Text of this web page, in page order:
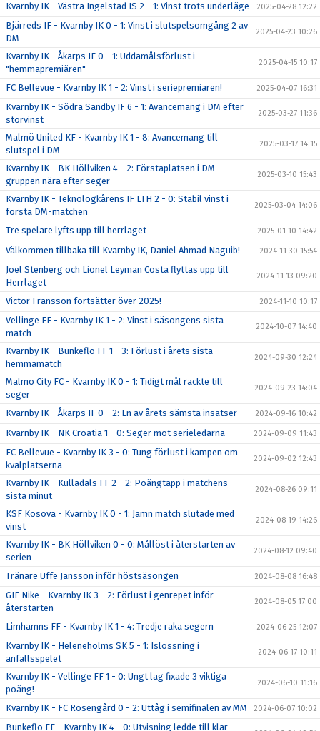
Kvarnby IK - Västra Ingelstad IS 2 - 1: Vinst trots underläge 2025-04-28 12:22
Bjärreds IF - Kvarnby IK 0 - 1: Vinst i slutspelsomgång 2 av
DM
2025-04-23 10:26
Kvarnby IK - Åkarps IF 0 - 1: Uddamålsförlust i
"hemmapremiären"
2025-04-15 10:17
FC Bellevue - Kvarnby IK 1 - 2: Vinst i seriepremiären! 2025-04-07 16:31
Kvarnby IK - Södra Sandby IF 6 - 1: Avancemang i DM efter
storvinst
2025-03-27 11:36
Malmö United KF - Kvarnby IK 1 - 8: Avancemang till
slutspel i DM
2025-03-17 14:15
Kvarnby IK - BK Höllviken 4 - 2: Förstaplatsen i DM-
gruppen nära efter seger
2025-03-10 15:43
Kvarnby IK - Teknologkårens IF LTH 2 - 0: Stabil vinst i
första DM-matchen
2025-03-04 14:06
Tre spelare lyfts upp till herrlaget 2025-01-10 14:42
Välkommen tillbaka till Kvarnby IK, Daniel Ahmad Naguib! 2024-11-30 15:54
Joel Stenberg och Lionel Leyman Costa flyttas upp till
Herrlaget
2024-11-13 09:20
Victor Fransson fortsätter över 2025! 2024-11-10 10:17
Vellinge FF - Kvarnby IK 1 - 2: Vinst i säsongens sista
match
2024-10-07 14:40
Kvarnby IK - Bunkeflo FF 1 - 3: Förlust i årets sista
hemmamatch
2024-09-30 12:24
Malmö City FC - Kvarnby IK 0 - 1: Tidigt mål räckte till
seger
2024-09-23 14:04
Kvarnby IK - Åkarps IF 0 - 2: En av årets sämsta insatser 2024-09-16 10:42
Kvarnby IK - NK Croatia 1 - 0: Seger mot serieledarna 2024-09-09 11:43
FC Bellevue - Kvarnby IK 3 - 0: Tung förlust i kampen om
kvalplatserna
2024-09-02 12:43
Kvarnby IK - Kulladals FF 2 - 2: Poängtapp i matchens
sista minut
2024-08-26 09:11
KSF Kosova - Kvarnby IK 0 - 1: Jämn match slutade med
vinst
2024-08-19 14:26
Kvarnby IK - BK Höllviken 0 - 0: Mållöst i återstarten av
serien
2024-08-12 09:40
Tränare Uffe Jansson inför höstsäsongen 2024-08-08 16:48
GIF Nike - Kvarnby IK 3 - 2: Förlust i genrepet inför
återstarten
2024-08-05 17:00
Limhamns FF - Kvarnby IK 1 - 4: Tredje raka segern 2024-06-25 12:07
Kvarnby IK - Heleneholms SK 5 - 1: Islossning i
anfallsspelet
2024-06-17 10:11
Kvarnby IK - Vellinge FF 1 - 0: Ungt lag fixade 3 viktiga
poäng!
2024-06-10 11:16
Kvarnby IK - FC Rosengård 0 - 2: Uttåg i semifinalen av MM 2024-06-07 10:02
Bunkeflo FF - Kvarnby IK 4 - 0: Utvisning ledde till klar